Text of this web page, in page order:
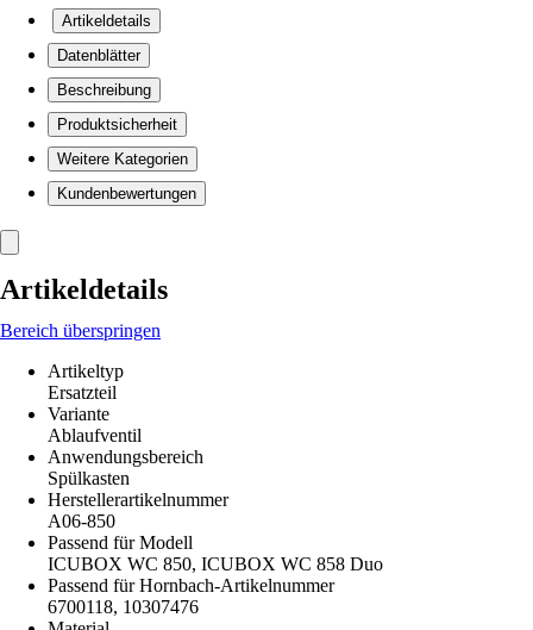
Artikeldetails
Datenblätter
Beschreibung
Produktsicherheit
Weitere Kategorien
Kundenbewertungen
Artikeldetails
Bereich überspringen
Artikeltyp
Ersatzteil
Variante
Ablaufventil
Anwendungsbereich
Spülkasten
Herstellerartikelnummer
A06-850
Passend für Modell
ICUBOX WC 850, ICUBOX WC 858 Duo
Passend für Hornbach-Artikelnummer
6700118, 10307476